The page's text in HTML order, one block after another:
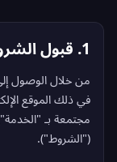
1. قبول الشروط
في ذلك الموقع
مجتمعة بـ
("الشروط").